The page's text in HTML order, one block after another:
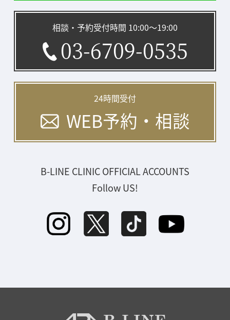
相談・予約受付時間 10:00〜19:00
03-6709-0535
24時間受付
WEB予約・相談
B-LINE CLINIC OFFICIAL ACCOUNTS
Follow US!